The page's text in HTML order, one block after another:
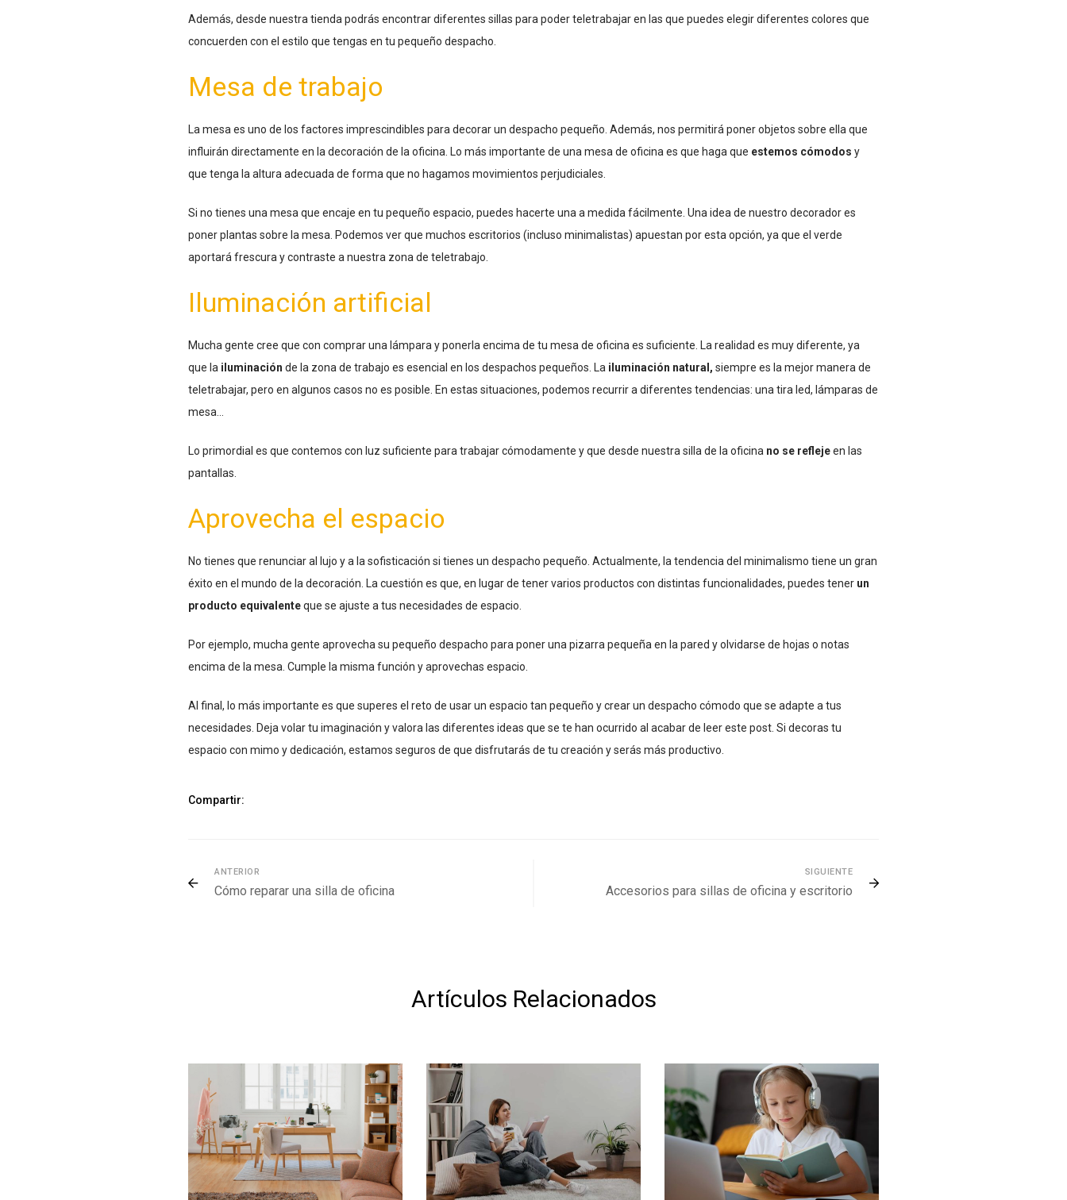
Además, desde nuestra tienda podrás encontrar diferentes sillas para poder teletrabajar en las que puedes elegir diferentes colores que
concuerden con el estilo que tengas en tu pequeño despacho.
Mesa de trabajo
La mesa es uno de los factores imprescindibles para decorar un despacho pequeño. Además, nos permitirá poner objetos sobre ella que
influirán directamente en la decoración de la oficina. Lo más importante de una mesa de oficina es que haga que estemos cómodos y
que tenga la altura adecuada de forma que no hagamos movimientos perjudiciales.
Si no tienes una mesa que encaje en tu pequeño espacio, puedes hacerte una a medida fácilmente. Una idea de nuestro decorador es
poner plantas sobre la mesa. Podemos ver que muchos escritorios (incluso minimalistas) apuestan por esta opción, ya que el verde
aportará frescura y contraste a nuestra zona de teletrabajo.
Iluminación artificial
Mucha gente cree que con comprar una lámpara y ponerla encima de tu mesa de oficina es suficiente. La realidad es muy diferente, ya
que la iluminación de la zona de trabajo es esencial en los despachos pequeños. La iluminación natural, siempre es la mejor manera de
teletrabajar, pero en algunos casos no es posible. En estas situaciones, podemos recurrir a diferentes tendencias: una tira led, lámparas de
mesa…
Lo primordial es que contemos con luz suficiente para trabajar cómodamente y que desde nuestra silla de la oficina no se reflejeen las
pantallas.
Aprovecha el espacio
No tienes que renunciar al lujo y a la sofisticación si tienes un despacho pequeño. Actualmente, la tendencia del minimalismo tiene un gran
éxito en el mundo de la decoración. La cuestión es que, en lugar de tener varios productos con distintas funcionalidades, puedes tener un
producto equivalenteque se ajuste a tus necesidades de espacio.
Por ejemplo, mucha gente aprovecha su pequeño despacho para poner una pizarra pequeña en la pared y olvidarse de hojas o notas
encima de la mesa. Cumple la misma función y aprovechas espacio.
Al final, lo más importante es que superes el reto de usar un espacio tan pequeño y crear un despacho cómodo que se adapte a tus
necesidades. Deja volar tu imaginación y valora las diferentes ideas que se te han ocurrido al acabar de leer este post. Si decoras tu
espacio con mimo y dedicación, estamos seguros de que disfrutarás de tu creación y serás más productivo.
Compartir:
ANTERIOR
Cómo reparar una silla de oficina
SIGUIENTE
Accesorios para sillas de oficina y escritorio
Artículos Relacionados